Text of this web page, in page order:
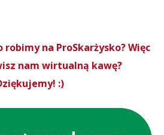
robimy na ProSkarżysko? Więc
nam wirtualną kawę?
:)